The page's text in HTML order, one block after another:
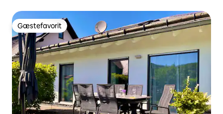
Gæstefavorit
Gæstefavorit